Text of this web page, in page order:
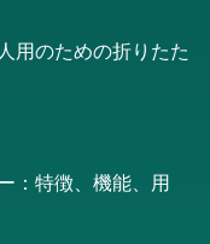
用のための折りたた
：特徴、機能、用